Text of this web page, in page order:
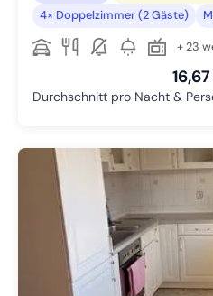
4× Doppelzimmer (2 Gäste)
+ 23
Durchschnitt pro Nacht &